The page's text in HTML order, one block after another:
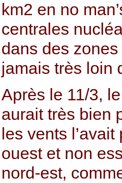
km2 en no
centrales
dans des
jamais très loin
Après le 11/3,
aurait très bien
les vents
ouest et non
nord-est,